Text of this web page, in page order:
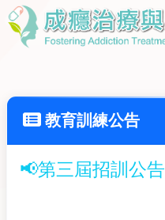
教育訓練公告
📢第三屆招訓公告